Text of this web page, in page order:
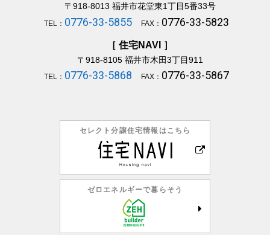
〒918-8013 福井市花堂東1丁目5番33号
TEL： 0776-33-5855 FAX： 0776-33-5823
［ 住宅NAVI ］
〒918-8105福井市木田3丁目911
TEL： 0776-33-5868 FAX： 0776-33-5867
セレクト分譲住宅情報はこちら
ゼロエネルギーで暮らそう